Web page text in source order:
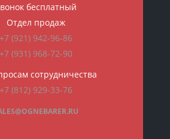
бесплатный
Отдел продаж
+7 (921) 942-96-86
+7 (931) 968-72-90
сотрудничества
+7 (812) 929-33-76